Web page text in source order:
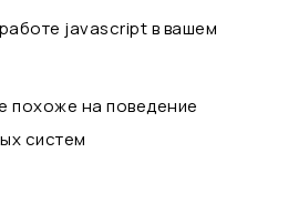
javascript в вашем
похоже на поведение
систем